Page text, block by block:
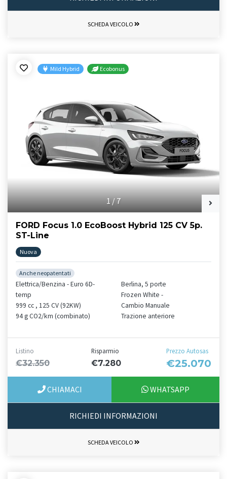
SCHEDA VEICOLO
1/7
Mild Hybrid Ecobonus
FORD Focus 1.0 EcoBoost Hybrid 125 CV 5p.
ST-Line
Nuova
Anche neopatentati
Elettrica/Benzina - Euro 6D-
temp
999 cc , 125 CV (92KW)
94 g CO2/km (combinato)
Berlina, 5 porte
Frozen White -
Cambio Manuale
Trazione anteriore
Listino
€32.350
Risparmio
€7.280
Prezzo Autosas
€25.070
CHIAMACI WHATSAPP
RICHIEDI INFORMAZIONI
SCHEDA VEICOLO